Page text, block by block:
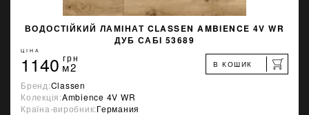
ВОДОСТІЙКИЙ ЛАМІНАТ CLASSEN AMBIENCE 4V WR
ДУБ САБІ 53689
ЦІНА
1140 грн
м2 В КОШИК
Бренд:Classen
Колекція:Ambience 4V WR
Країна-виробник:Германия